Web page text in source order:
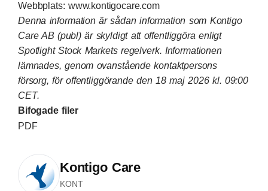
Webbplats: www.kontigocare.com
Denna information är sådan information som Kontigo
Care AB (publ) är skyldigt att offentliggöra enligt
Spotlight Stock Markets regelverk. Informationen
lämnades, genom ovanstående kontaktpersons
försorg, för offentliggörande den 18 maj 2026 kl. 09:00
CET.
Bifogade filer
PDF
Kontigo Care
KONT